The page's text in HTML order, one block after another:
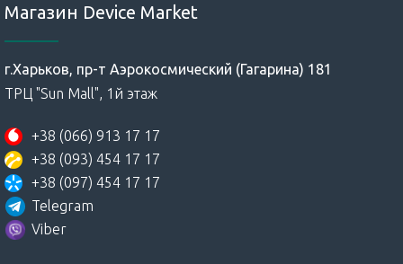
Магазин Device Market
г.Харьков, пр-т Аэрокосмический (Гагарина) 181
ТРЦ "Sun Mall", 1й этаж
+38 (066) 913 17 17
+38 (093) 454 17 17
+38 (097) 454 17 17
Telegram
Viber